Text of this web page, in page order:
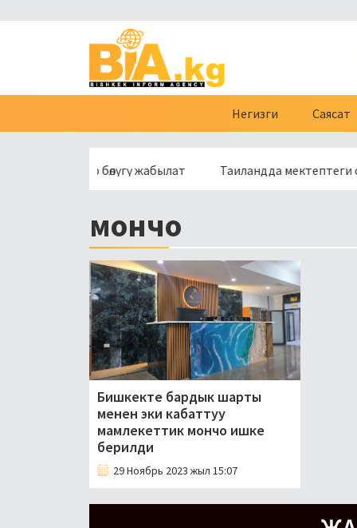
Негизги Саясат
бир бөлүгү жабылат Таиландда мектептеги ок
мончо
Бишкекте бардык шарты
менен эки кабаттуу
мамлекеттик мончо ишке
берилди
29 Ноябрь 2023 жыл 15:07